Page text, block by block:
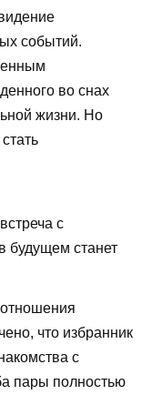
событий.
во снах
жизни. Но
с
будущем станет
что избранник
с
пары полностью